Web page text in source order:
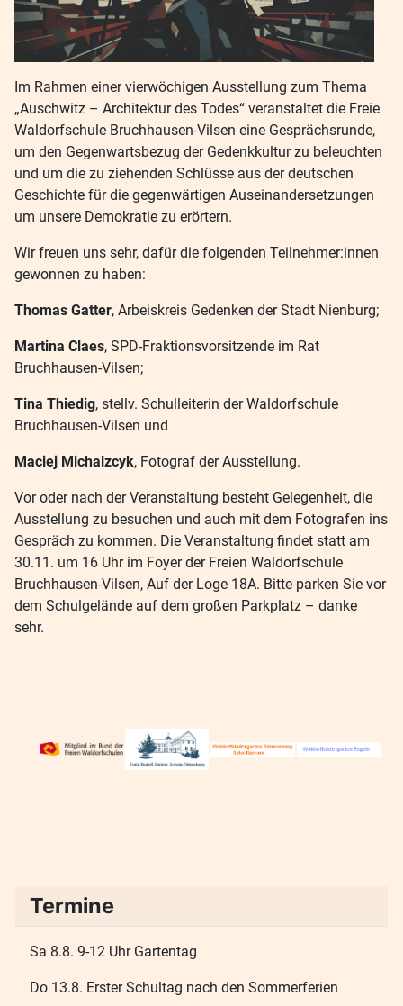
Im Rahmen einer vierwöchigen Ausstellung zum Thema
„Auschwitz – Architektur des Todes“ veranstaltet die Freie
Waldorfschule Bruchhausen-Vilsen eine Gesprächsrunde,
um den Gegenwartsbezug der Gedenkkultur zu beleuchten
und um die zu ziehenden Schlüsse aus der deutschen
Geschichte für die gegenwärtigen Auseinandersetzungen
um unsere Demokratie zu erörtern.
Wir freuen uns sehr, dafür die folgenden Teilnehmer:innen
gewonnen zu haben:
Thomas Gatter, Arbeiskreis Gedenken der Stadt Nienburg;
Martina Claes, SPD-Fraktionsvorsitzende im Rat
Bruchhausen-Vilsen;
Tina Thiedig, stellv. Schulleiterin der Waldorfschule
Bruchhausen-Vilsen und
Maciej Michalzcyk, Fotograf der Ausstellung.
Vor oder nach der Veranstaltung besteht Gelegenheit, die
Ausstellung zu besuchen und auch mit dem Fotografen ins
Gespräch zu kommen. Die Veranstaltung findet statt am
30.11. um 16 Uhr im Foyer der Freien Waldorfschule
Bruchhausen-Vilsen, Auf der Loge 18A. Bitte parken Sie vor
dem Schulgelände auf dem großen Parkplatz – danke
sehr.
Termine
Sa 8.8. 9-12 Uhr Gartentag
Do 13.8. Erster Schultag nach den Sommerferien